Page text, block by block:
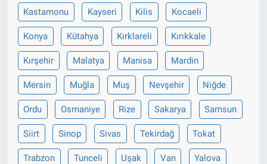
Kastamonu Kayseri Kilis Kocaeli
Konya Kütahya Kırklareli Kırıkkale
Kırşehir Malatya Manisa Mardin
Mersin Muğla Muş Nevşehir Niğde
Ordu Osmaniye Rize Sakarya Samsun
Siirt Sinop Sivas Tekirdağ Tokat
Trabzon Tunceli Uşak Van Yalova